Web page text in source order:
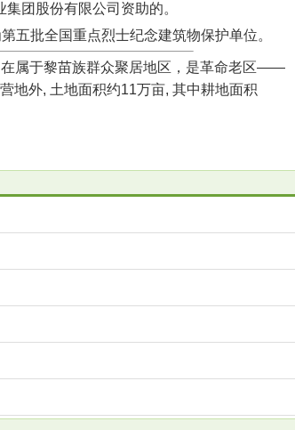
团股份有限公司资助的。
批全国重点烈士纪念建筑物保护单位。
属于黎苗族群众聚居地区，是革命老区——
外, 土地面积约11万亩, 其中耕地面积